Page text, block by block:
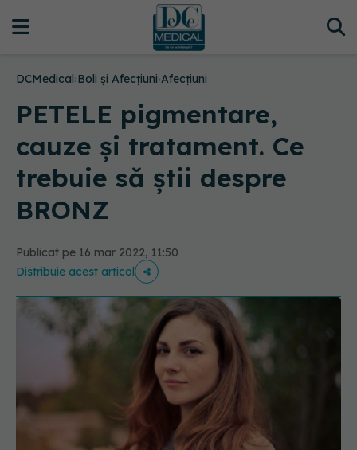
DCMedical›Boli și Afecțiuni›Afecțiuni
PETELE pigmentare,
cauze și tratament. Ce
trebuie să știi despre
BRONZ
Publicat pe 16 mar 2022, 11:50
Distribuie acest articol